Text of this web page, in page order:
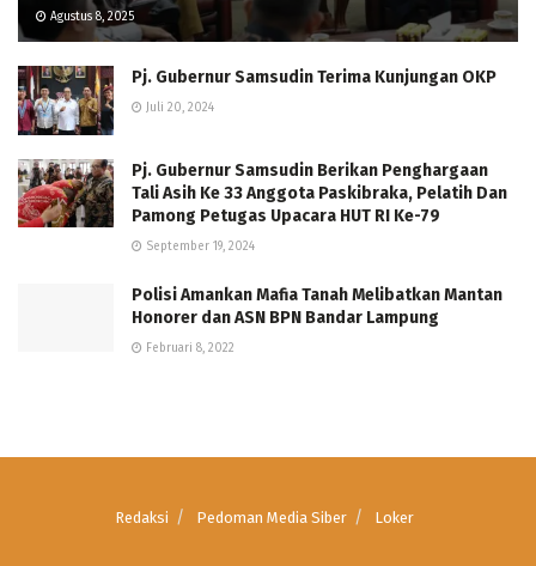
Agustus 8, 2025
Pj. Gubernur Samsudin Terima Kunjungan OKP
Juli 20, 2024
Pj. Gubernur Samsudin Berikan Penghargaan
Tali Asih Ke 33 Anggota Paskibraka, Pelatih Dan
Pamong Petugas Upacara HUT RI Ke-79
September 19, 2024
Polisi Amankan Mafia Tanah Melibatkan Mantan
Honorer dan ASN BPN Bandar Lampung
Februari 8, 2022
Redaksi Pedoman Media Siber Loker